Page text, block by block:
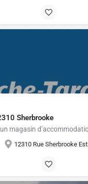
Sherbrooke
12310 Rue Sherbrooke Est